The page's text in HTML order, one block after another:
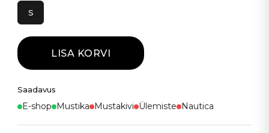
S
LISA KORVI
Saadavus
E-shop Mustika Mustakivi Ülemiste Nautica